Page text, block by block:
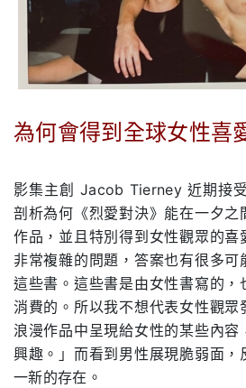
為何會得到全球女性喜
影集主創 Jacob Tierney 近期接受
剖析為何《烈愛對決》能在一夕之
作品，並且特別得到女性觀眾的喜
非常複雜的問題，答案也有很多
這些書。這些書是由女性書寫的，
消費的。所以我不想代表女性觀眾
浪漫作品中呈現給女性的某些內容
興趣。」而看到男性展現脆弱面，
一新的存在。